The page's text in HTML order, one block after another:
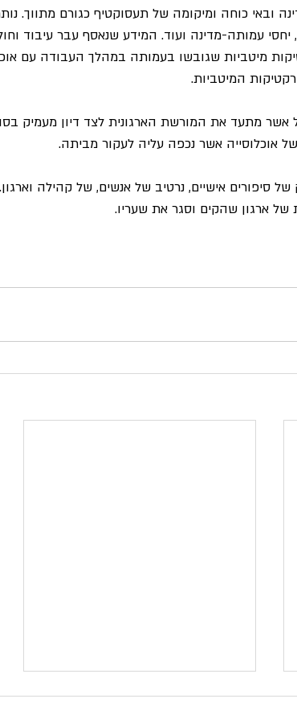
ובאי כוחה ומיקומה של תעסוקטיף כגורם מתווך.
יחסי עמותה-מדינה ועוד. המידע שנאסף עבר עיבוד
מיטביות שגובשו בעמותה במהלך העבודה עם
המיטביות.
מתעד את המורשת הארגונית לצד דיון מעמיק
אוכלוסייה אשר נכפה עליה לעקור מביתה.
סיפורים אישיים, נרטיב של אנשים, של קהילה
של ארגון שהקים וסגר את שעריו.